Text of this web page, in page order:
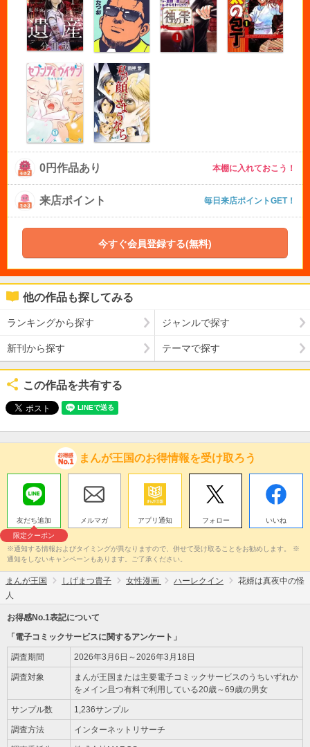
0円作品あり 本棚に入れておこう！
来店ポイント 毎日来店ポイントGET！
今すぐ会員登録する(無料)
他の作品も探してみる
ランキングから探す ジャンルで探す
新刊から探す テーマで探す
この作品を共有する
まんが王国のお得情報を受け取ろう
友だち追加
限定クーポン
メルマガ アプリ通知 フォロー いいね
※通知する情報およびタイミングが異なりますので、併せて受け取ることをお勧めします。 ※
通知をしないキャンペーンもあります。ご了承ください。
まんが王国 しげまつ貴子 女性漫画 ハーレクイン
花婿は真夜中の怪
人
お得感No.1表記について
「電子コミックサービスに関するアンケート」
調査期間 2026年3月6日～2026年3月18日
調査対象
まんが王国または主要電子コミックサービスのうちいずれか
をメイン且つ有料で利用している20歳～69歳の男女
サンプル数 1,236サンプル
調査方法 インターネットリサーチ